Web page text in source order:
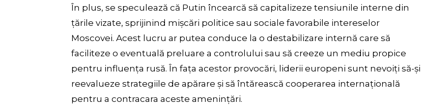
În plus, se speculează că Putin încearcă să capitalizeze tensiunile interne din
țările vizate, sprijinind mișcări politice sau sociale favorabile intereselor
Moscovei. Acest lucru ar putea conduce la o destabilizare internă care să
faciliteze o eventuală preluare a controlului sau să creeze un mediu propice
pentru influența rusă. În fața acestor provocări, liderii europeni sunt nevoiți să-și
reevalueze strategiile de apărare și să întărească cooperarea internațională
pentru a contracara aceste amenințări.